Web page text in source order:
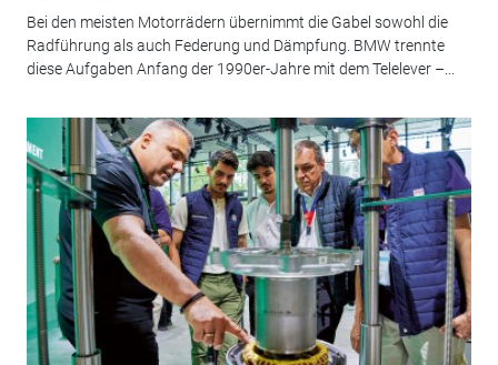
Bei den meisten Motorrädern übernimmt die Gabel sowohl die
Radführung als auch Federung und Dämpfung. BMW trennte
diese Aufgaben Anfang der 1990er-Jahre mit dem Telelever –...